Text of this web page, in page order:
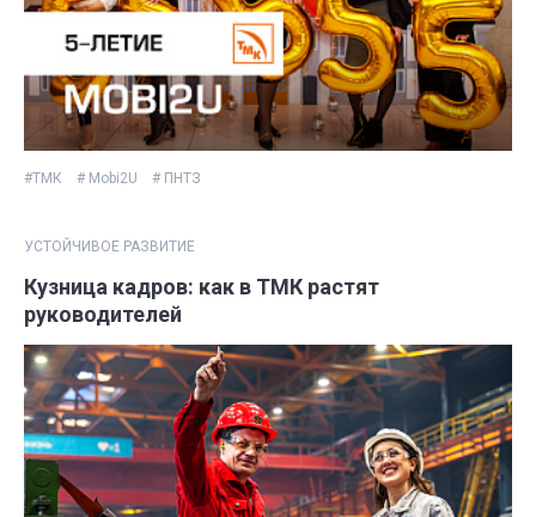
#ТМК # Mobi2U # ПНТЗ
УСТОЙЧИВОЕ РАЗВИТИЕ
Кузница кадров: как в ТМК растят
руководителей